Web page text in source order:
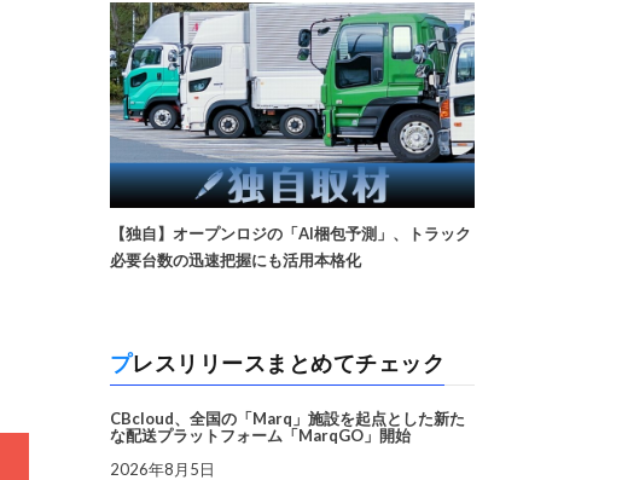
【独自】オープンロジの「AI梱包予測」、トラック
必要台数の迅速把握にも活用本格化
プレスリリースまとめてチェック
CBcloud、全国の「Marq」施設を起点とした新た
な配送プラットフォーム「MarqGO」開始
2026年8月5日